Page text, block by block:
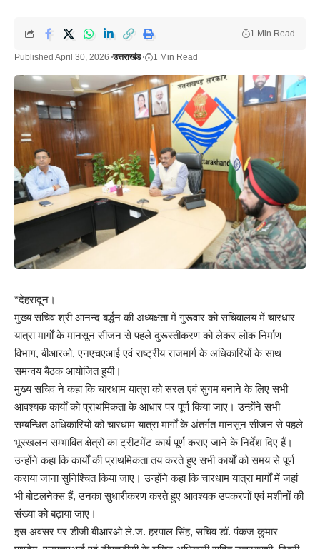
Published April 30, 2026 उत्तराखंड 1 Min Read
1 Min Read
*देहरादून।
मुख्य सचिव श्री आनन्द बर्द्धन की अध्यक्षता में गुरूवार को सचिवालय में चारधार
यात्रा मार्गों के मानसून सीजन से पहले दुरूस्तीकरण को लेकर लोक निर्माण
विभाग, बीआरओ, एनएचएआई एवं राष्ट्रीय राजमार्ग के अधिकारियों के साथ
समन्वय बैठक आयोजित हुयी।
मुख्य सचिव ने कहा कि चारधाम यात्रा को सरल एवं सुगम बनाने के लिए सभी
आवश्यक कार्यों को प्राथमिकता के आधार पर पूर्ण किया जाए। उन्होंने सभी
सम्बन्धित अधिकारियों को चारधाम यात्रा मार्गों के अंतर्गत मानसून सीजन से पहले
भूस्खलन सम्भावित क्षेत्रों का ट्रीटमेंट कार्य पूर्ण कराए जाने के निर्देश दिए हैं।
उन्होंने कहा कि कार्यों की प्राथमिकता तय करते हुए सभी कार्यों को समय से पूर्ण
कराया जाना सुनिश्चित किया जाए। उन्होंने कहा कि चारधाम यात्रा मार्गों में जहां
भी बोटलनेक्स हैं, उनका सुधारीकरण करते हुए आवश्यक उपकरणों एवं मशीनों की
संख्या को बढ़ाया जाए।
इस अवसर पर डीजी बीआरओ ले.ज. हरपाल सिंह, सचिव डॉ. पंकज कुमार